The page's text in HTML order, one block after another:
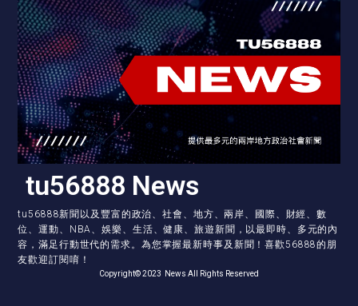
tu56888 News
tu56888新聞以及豐富的政治、社會、地方、兩岸、國際、財經、數
位、運動、NBA、娛樂、生活、健康、旅遊新聞，以最即時、多元的內
容，滿足行動世代的需求。為您掌握最新時事及新聞！喜歡56888的朋
友歡迎訂閱唷！
Copyright© 2023 News All Rights Reserved